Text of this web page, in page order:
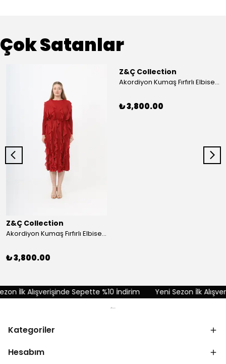
Çok Satanlar
Z&Ç Collection
Akordiyon Kumaş Fırfırlı Elbise - Kırmızı
₺ 3,800.00
Z&Ç Collection
Akordiyon Kumaş Fırfırlı Elbise - Mavi
₺ 3,800.00
İlk Alışverişinde Sepette %10 İndirim Yeni Sezon İlk
Kategoriler
Hesabım